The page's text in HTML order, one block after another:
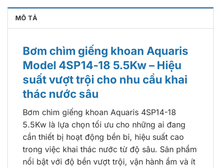
MÔ TẢ
Bơm chìm giếng khoan Aquaris
Model 4SP14-18 5.5Kw – Hiệu
suất vượt trội cho nhu cầu khai
thác nước sâu
Bơm chìm giếng khoan Aquaris 4SP14-18
5.5Kw là lựa chọn tối ưu cho những ai đang
cần thiết bị hoạt động bền bỉ, hiệu suất cao
trong việc khai thác nước từ độ sâu. Sản phẩm
nổi bật với độ bền vượt trội, vận hành ầm và ít